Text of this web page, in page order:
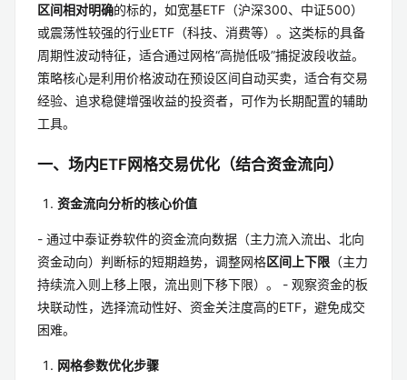
区间相对明确的标的，如宽基ETF（沪深300、中证500）
或震荡性较强的行业ETF（科技、消费等）。这类标的具备
周期性波动特征，适合通过网格“高抛低吸”捕捉波段收益。
策略核心是利用价格波动在预设区间自动买卖，适合有交易
经验、追求稳健增强收益的投资者，可作为长期配置的辅助
工具。
一、场内ETF网格交易优化（结合资金流向）
资金流向分析的核心价值
- 通过中泰证券软件的资金流向数据（主力流入流出、北向
资金动向）判断标的短期趋势，调整网格区间上下限 （主力
持续流入则上移上限，流出则下移下限）。 - 观察资金的板
块联动性，选择流动性好、资金关注度高的ETF，避免成交
困难。
网格参数优化步骤